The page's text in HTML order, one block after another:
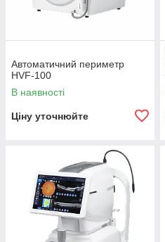
Автоматичний периметр
HVF-100
В наявності
Ціну уточнюйте